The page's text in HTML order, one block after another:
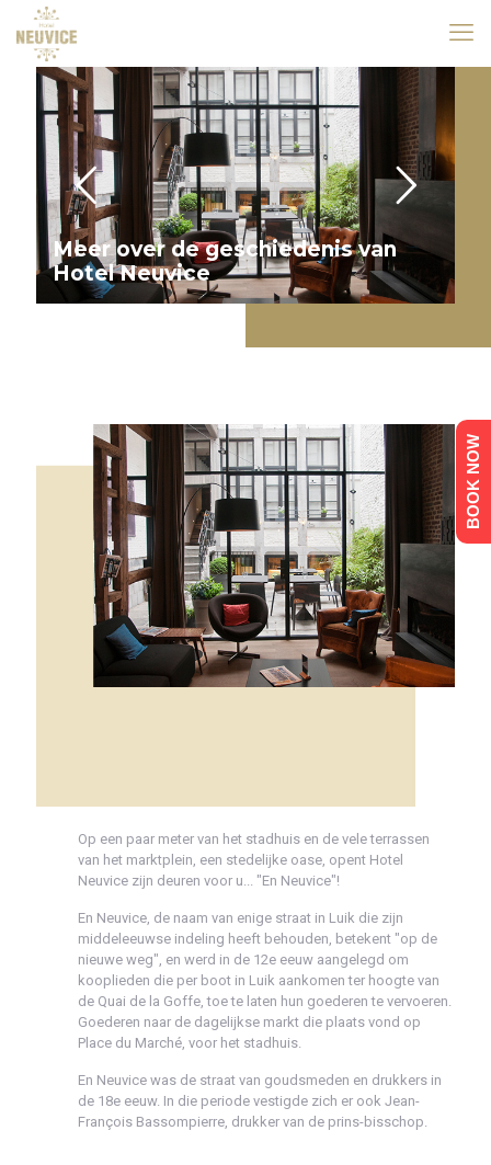
Meer over de geschiedenis van
Hotel Neuvice
Op een paar meter van het stadhuis en de vele terrassen
van het marktplein, een stedelijke oase, opent Hotel
Neuvice zijn deuren voor u... "En Neuvice"!
En Neuvice, de naam van enige straat in Luik die zijn
middeleeuwse indeling heeft behouden, betekent "op de
nieuwe weg", en werd in de 12e eeuw aangelegd om
kooplieden die per boot in Luik aankomen ter hoogte van
de Quai de la Goffe, toe te laten hun goederen te vervoeren.
Goederen naar de dagelijkse markt die plaats vond op
Place du Marché, voor het stadhuis.
En Neuvice was de straat van goudsmeden en drukkers in
de 18e eeuw. In die periode vestigde zich er ook Jean-
François Bassompierre, drukker van de prins-bisschop.
BOOK NOW